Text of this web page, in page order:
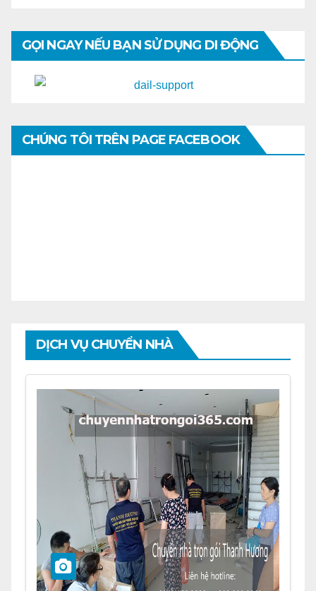
GỌI NGAY NẾU BẠN SỬ DỤNG DI ĐỘNG
CHÚNG TÔI TRÊN PAGE FACEBOOK
DỊCH VỤ CHUYỂN NHÀ